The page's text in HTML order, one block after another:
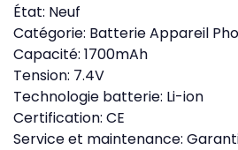
État: Neuf
Catégorie: Batterie Appareil
Capacité: 1700mAh
Tension: 7.4V
Technologie batterie: Li-ion
Certification: CE
Service et maintenance: